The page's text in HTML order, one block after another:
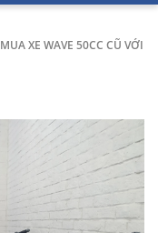
MUA XE WAVE 50CC CŨ VỚI